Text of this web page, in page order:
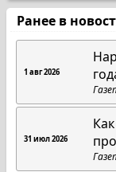
Ранее в
1 авг 2026
31 июл 2026